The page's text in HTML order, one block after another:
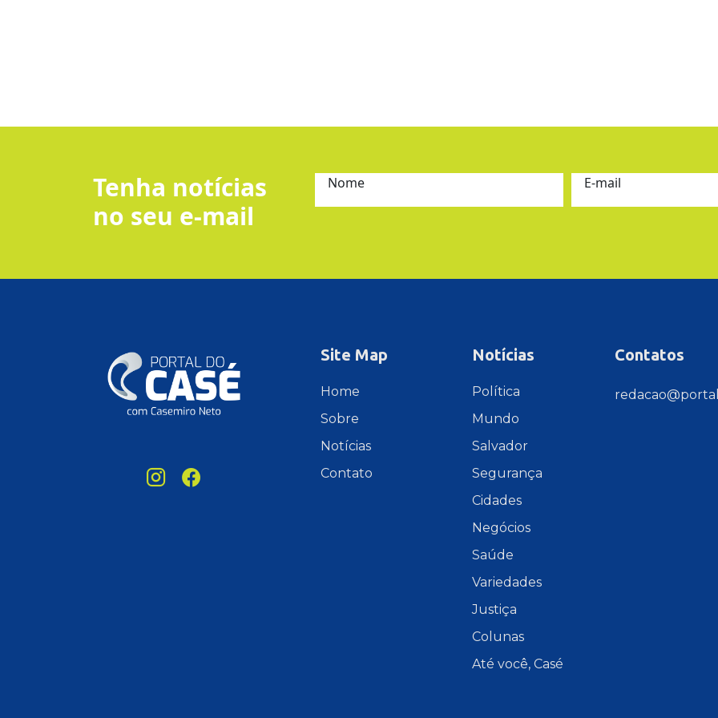
Tenha notícias
no seu e-mail
Nome E-mail
Site Map
Home
Sobre
Notícias
Contato
Notícias
Política
Mundo
Salvador
Segurança
Cidades
Negócios
Saúde
Variedades
Justiça
Colunas
Até você, Casé
Contatos